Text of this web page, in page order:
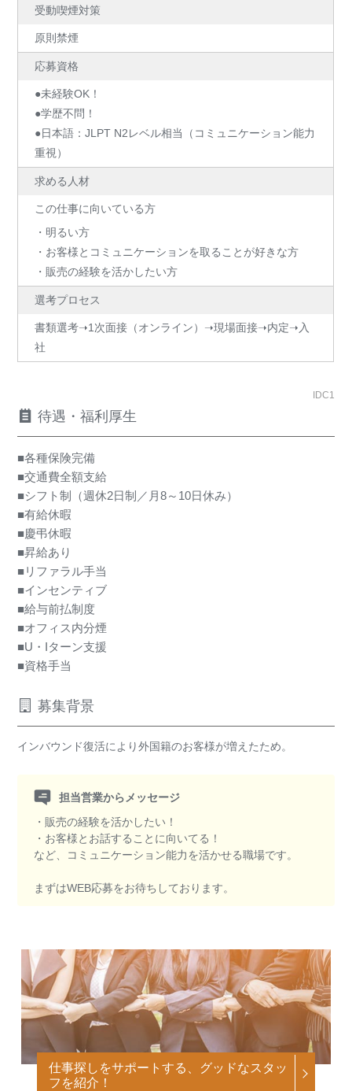
受動喫煙対策
原則禁煙
応募資格
●未経験OK！
●学歴不問！
●日本語：JLPT N2レベル相当（コミュニケーション能力
重視）
求める人材
この仕事に向いている方
・明るい方
・お客様とコミュニケーションを取ることが好きな方
・販売の経験を活かしたい方
選考プロセス
書類選考➝1次面接（オンライン）➝現場面接➝内定➝入
社
IDC1
待遇・福利厚生
■各種保険完備
■交通費全額支給
■シフト制（週休2日制／月8～10日休み）
■有給休暇
■慶弔休暇
■昇給あり
■リファラル手当
■インセンティブ
■給与前払制度
■オフィス内分煙
■U・Iターン支援
■資格手当
募集背景
インバウンド復活により外国籍のお客様が増えたため。
担当営業からメッセージ
・販売の経験を活かしたい！
・お客様とお話することに向いてる！
など、コミュニケーション能力を活かせる職場です。
まずはWEB応募をお待ちしております。
仕事探しをサポートする、グッドなスタッ
フを紹介！